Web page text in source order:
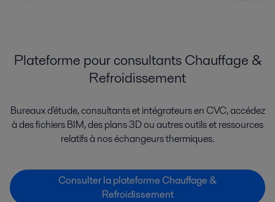
Plateforme pour consultants Chauffage &
Refroidissement
Bureaux d'étude, consultants et intégrateurs en CVC, accédez
à des fichiers BIM, des plans 3D ou autres outils et ressources
relatifs à nos échangeurs thermiques.
Consulter la plateforme Chauffage &
Refroidissement